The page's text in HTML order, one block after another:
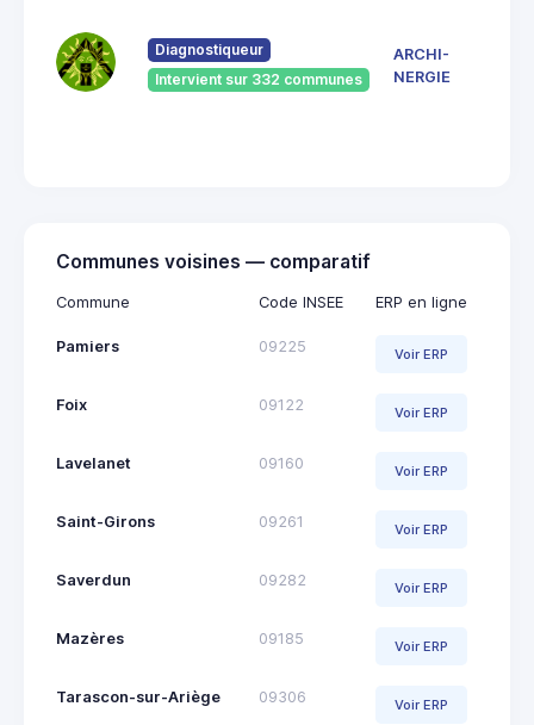
Diagnostiqueur
Intervient sur 332 communes
ARCHI-
NERGIE
Communes voisines — comparatif
Commune Code INSEE ERP en ligne
Pamiers 09225 Voir ERP
Foix 09122 Voir ERP
Lavelanet 09160 Voir ERP
Saint-Girons 09261 Voir ERP
Saverdun 09282 Voir ERP
Mazères 09185 Voir ERP
Tarascon-sur-Ariège 09306 Voir ERP